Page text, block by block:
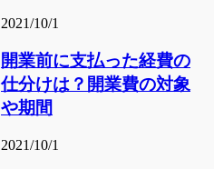
2021/10/1
開業前に支払った経費の
仕分けは？開業費の対象
や期間
2021/10/1